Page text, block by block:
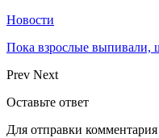
Новости
Пока взрослые выпивали,
Prev Next
Оставьте ответ
Для отправки